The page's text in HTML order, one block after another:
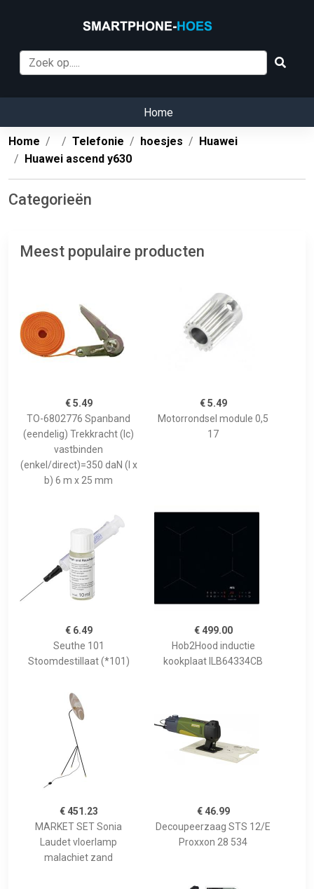
Home
Home Telefonie hoesjes
Huawei
Huawei ascend y630
Categorieën
Meest populaire producten
€ 5.49
TO-6802776 Spanband
(eendelig) Trekkracht (lc)
vastbinden
(enkel/direct)=350 daN (l x
b) 6 m x 25 mm
€ 5.49
Motorrondsel module 0,5
17
€ 6.49
Seuthe 101
Stoomdestillaat (*101)
€ 499.00
Hob2Hood inductie
kookplaat ILB64334CB
€ 451.23
MARKET SET Sonia
Laudet vloerlamp
malachiet zand
€ 46.99
Decoupeerzaag STS 12/E
Proxxon 28 534